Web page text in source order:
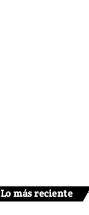
Lo más reciente